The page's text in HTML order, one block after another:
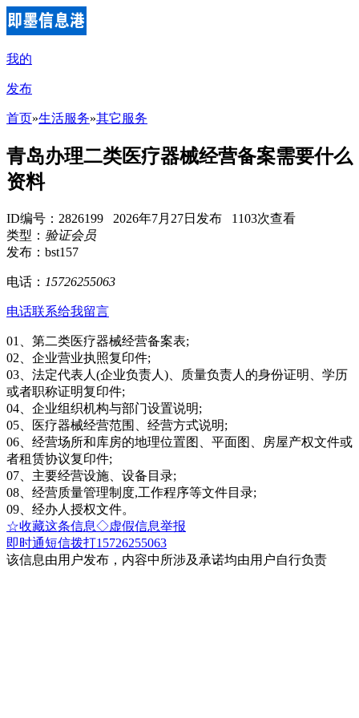
我的
发布
首页»生活服务»其它服务
青岛办理二类医疗器械经营备案需要什么
资料
ID编号：2826199 2026年7月27日发布 1103次查看
类型： 验证会员
发布：bst157
电话： 15726255063
电话联系给我留言
01、第二类医疗器械经营备案表;
02、企业营业执照复印件;
03、法定代表人(企业负责人)、质量负责人的身份证明、学历
或者职称证明复印件;
04、企业组织机构与部门设置说明;
05、医疗器械经营范围、经营方式说明;
06、经营场所和库房的地理位置图、平面图、房屋产权文件或
者租赁协议复印件;
07、主要经营设施、设备目录;
08、经营质量管理制度,工作程序等文件目录;
09、经办人授权文件。
☆收藏这条信息◇虚假信息举报
即时通短信拨打15726255063
该信息由用户发布，内容中所涉及承诺均由用户自行负责